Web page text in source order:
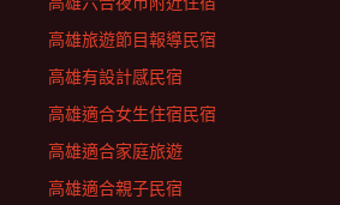
高雄旅遊節目報導民宿
高雄有設計感民宿
高雄適合女生住宿民宿
高雄適合家庭旅遊
高雄適合親子民宿